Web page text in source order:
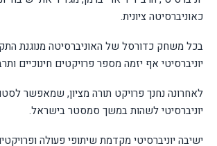
כאוניברסיטה ציונית.
בכל משחק כדורסל של האוניברסיטה מנוגנת
יוניברסיטי אף יזמה מספר פרויקטים חינוכיים
לאחרונה נחנך פרויקט תורה מציון, שמאפשר
יוניברסיטי לשהות במשך סמסטר בישראל.
ישיבה יוניברסיטי מקדמת שיתופי פעולה